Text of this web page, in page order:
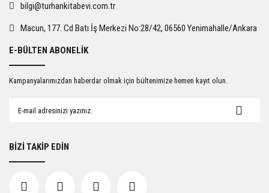
Gönder
bilgi@turhankitabevi.com.tr
Macun, 177. Cd Batı İş Merkezi No:28/42, 06560 Yenimahalle/Ankara
E-BÜLTEN ABONELİK
Kampanyalarımızdan haberdar olmak için bültenimize hemen kayıt olun.
BİZİ TAKİP EDİN